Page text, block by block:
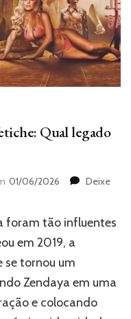
Qual legado
01/06/2026
Deixe
foram tão influentes
em 2019, a
se tornou um
Zendaya em uma
e colocando